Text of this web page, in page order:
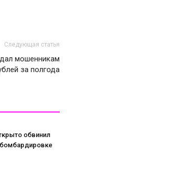
Следующая статья
мошенникам
за полгода
обвинил